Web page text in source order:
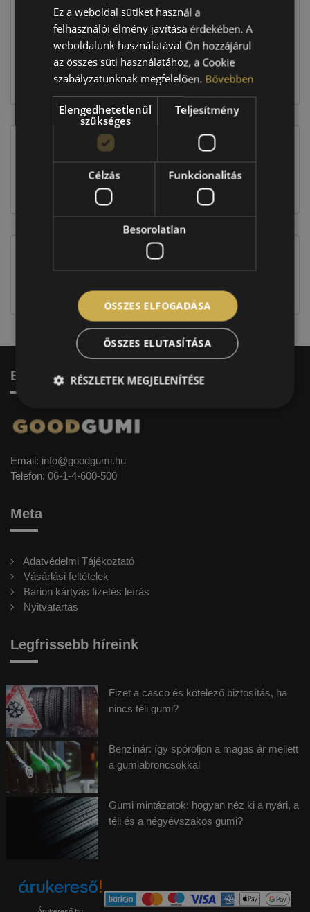
90 360 Ft
Kosárba
EU-s abroncscímke
Figyelem a feltüntetett címke adatok tájékoztató
jellegűek. Előfordulhat, hogy még a korábbi EU-s
címkével ellátott abroncs kerül kiszállításra.
Elérhetőség
Email: info@goodgumi.hu
Telefon: 06-1-4-600-500
Meta
Adatvédelmi Tájékoztató
Vásárlási feltételek
Barion kártyás fizetés leírás
Nyitvatartás
Legfrissebb híreink
Fizet a casco és kötelező biztosítás, ha
nincs téli gumi?
Benzinár: így spóroljon a magas ár mellett
a gumiabroncsokkal
Gumi mintázatok: hogyan néz ki a nyári, a
téli és a négyévszakos gumi?
Ez a weboldal sütiket használ a
felhasználói élmény javítása érdekében. A
weboldalunk használatával Ön hozzájárul
az összes süti használatához, a Cookie
szabályzatunknak megfelelően. Bővebben
Elengedhetetlenül
szükséges
Teljesítmény
Célzás Funkcionalitás
Besorolatlan
ÖSSZES ELFOGADÁSA
ÖSSZES ELUTASÍTÁSA
RÉSZLETEK MEGJELENÍTÉSE